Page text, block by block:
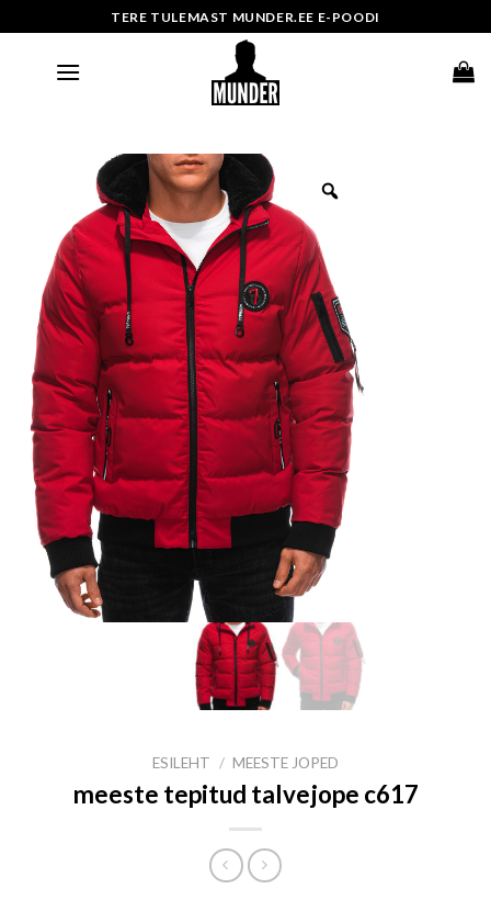
to
TERE TULEMAST MUNDER.EE E-POODI
ESILEHT / MEESTE JOPED
meeste tepitud talvejope c617